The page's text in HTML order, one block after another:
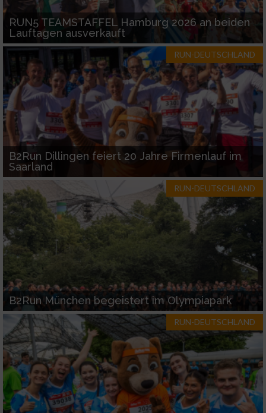
RUN5 TEAMSTAFFEL Hamburg 2026 an beiden
Lauftagen ausverkauft
RUN-DEUTSCHLAND
B2Run Dillingen feiert 20 Jahre Firmenlauf im
Saarland
RUN-DEUTSCHLAND
B2Run München begeistert im Olympiapark
RUN-DEUTSCHLAND
Geräte anhand von aktiv angeforderten
Informationen identifizieren
Nicht-IAB-Verarbeitungszwecke:
Notwendig
Performance
Funktional
Werbung